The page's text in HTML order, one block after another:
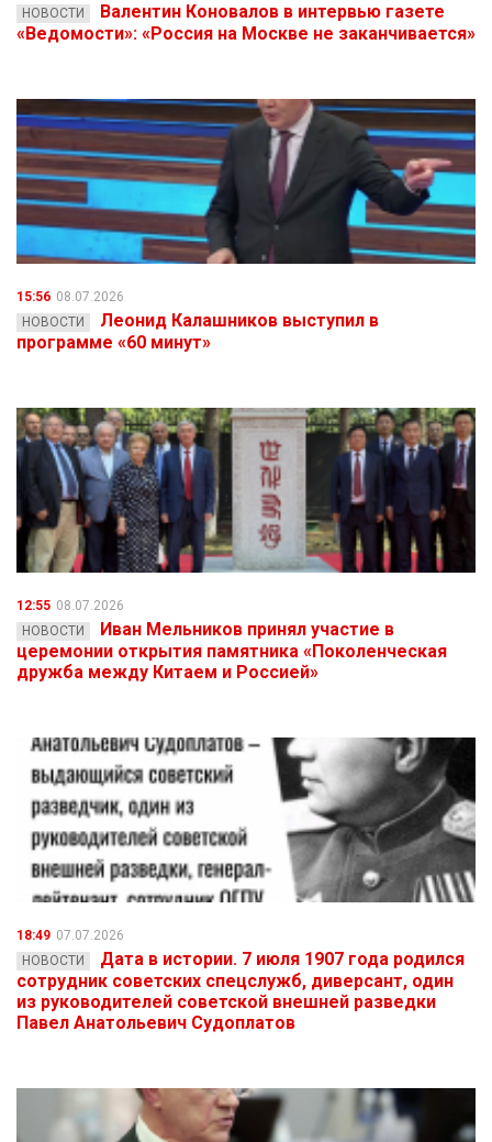
НОВОСТИ
Валентин Коновалов в интервью газете
«Ведомости»: «Россия на Москве не заканчивается»
15:56 08.07.2026
НОВОСТИ
Леонид Калашников выступил в
программе «60 минут»
12:55 08.07.2026
НОВОСТИ
Иван Мельников принял участие в
церемонии открытия памятника «Поколенческая
дружба между Китаем и Россией»
18:49 07.07.2026
НОВОСТИ
Дата в истории. 7 июля 1907 года родился
сотрудник советских спецслужб, диверсант, один
из руководителей советской внешней разведки
Павел Анатольевич Судоплатов